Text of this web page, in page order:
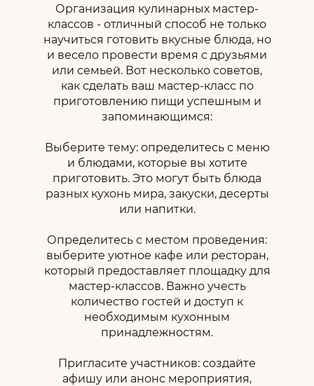
Организация кулинарных мастер-
классов - отличный способ не только
научиться готовить вкусные блюда, но
и весело провести время с друзьями
или семьей. Вот несколько советов,
как сделать ваш мастер-класс по
приготовлению пищи успешным и
запоминающимся:
Выберите тему: определитесь с меню
и блюдами, которые вы хотите
приготовить. Это могут быть блюда
разных кухонь мира, закуски, десерты
или напитки.
Определитесь с местом проведения:
выберите уютное кафе или ресторан,
который предоставляет площадку для
мастер-классов. Важно учесть
количество гостей и доступ к
необходимым кухонным
принадлежностям.
Пригласите участников: создайте
афишу или анонс мероприятия,